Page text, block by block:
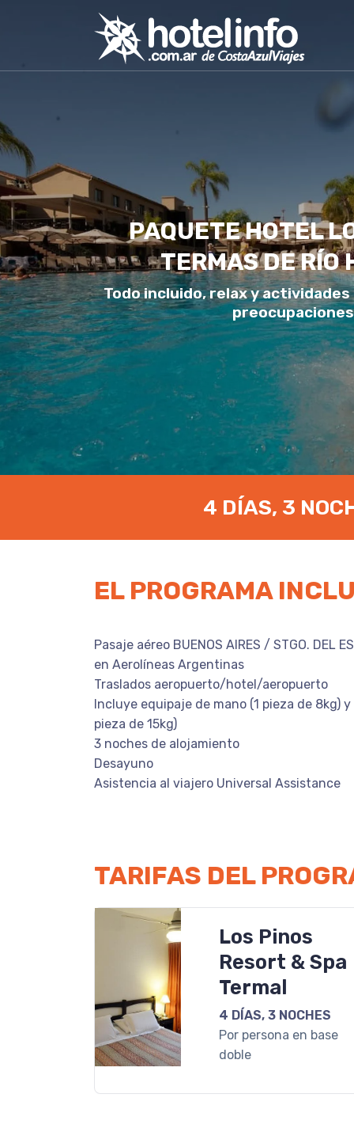
PAQUETE HOTEL
TERMAS DE RÍO
Todo incluido, relax y
4 DÍAS, 3
EL PROGRAMA
Pasaje aéreo BUENOS AIRES / STGO. DEL
en Aerolíneas Argentinas
Traslados aeropuerto/hotel/aeropuerto
Incluye equipaje de mano (1 pieza de 8kg)
pieza de 15kg)
3 noches de alojamiento
Desayuno
Asistencia al viajero Universal Assistance
TARIFAS DEL
Los Pinos
Resort & Spa
Termal
4 DÍAS, 3 NOCHES
Por persona en base
doble